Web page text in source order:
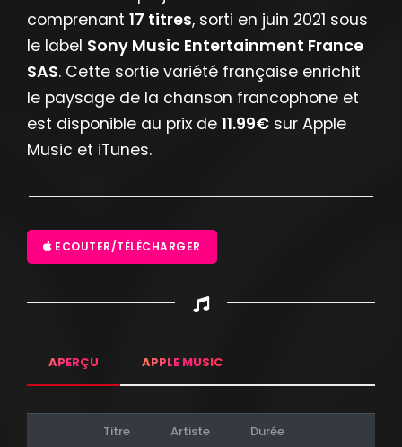
comprenant 17 titres, sorti en juin 2021 sous
le label Sony Music Entertainment France
SAS. Cette sortie variété française enrichit
le paysage de la chanson francophone et
est disponible au prix de 11.99€ sur Apple
Music et iTunes.
ECOUTER/TÉLÉCHARGER
APERÇU APPLE MUSIC
Titre Artiste Durée